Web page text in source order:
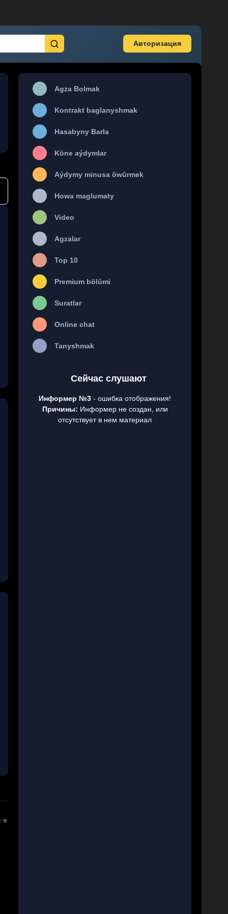
Авторизация
Agza Bolmak
Kontrakt baglanyshmak
Hasabyny Barla
Köne aýdymlar
Aýdymy minusa öwürmek
Howa maglumaty
Video
Agzalar
Top 10
Premium bölümi
Suratlar
Online chat
Tanyshmak
Сейчас слушают
Информер №3 - ошибка отображения!
Причины: Информер не создан, или
отсутствует в нем материал